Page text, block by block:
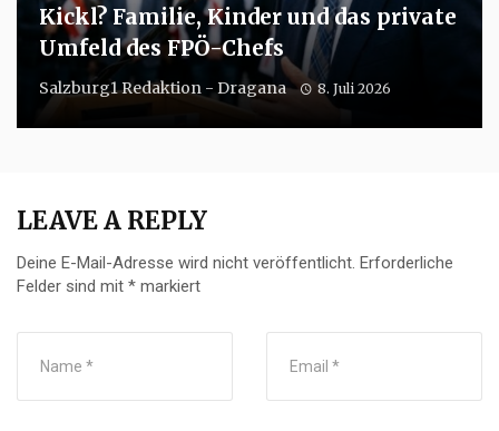
Kickl? Familie, Kinder und das private
Umfeld des FPÖ-Chefs
Salzburg1 Redaktion - Dragana 8. Juli 2026
LEAVE A REPLY
Deine E-Mail-Adresse wird nicht veröffentlicht. Erforderliche
Felder sind mit * markiert